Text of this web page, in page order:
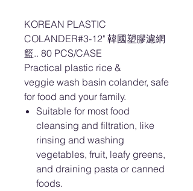
KOREAN PLASTIC
COLANDER#3-12" 韓國塑膠濾網
籃.. 80 PCS/CASE
Practical plastic rice &
veggie wash basin colander, safe
for food and your family.
Suitable for most food
cleansing and filtration, like
rinsing and washing
vegetables, fruit, leafy greens,
and draining pasta or canned
foods.